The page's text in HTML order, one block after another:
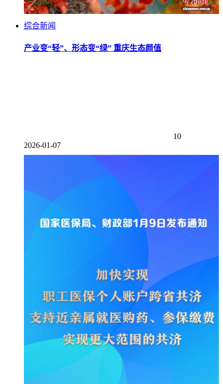
综合新闻
产业变“轻”、形态变“绿” 重庆生态颜值
10
2026-01-07